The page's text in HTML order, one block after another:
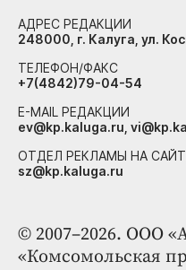
© 2007–2026. ООО
«Комсомольская
АДРЕС РЕДАКЦИИ
248000, г. Калуга, ул.
ТЕЛЕФОН/ФАКС
+7(4842)79-04-54
E-MAIL РЕДАКЦИИ
ev@kp.kaluga.ru,
ОТДЕЛ РЕКЛАМЫ НА
sz@kp.kaluga.ru